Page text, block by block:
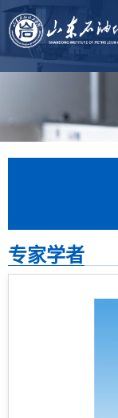
专家学者